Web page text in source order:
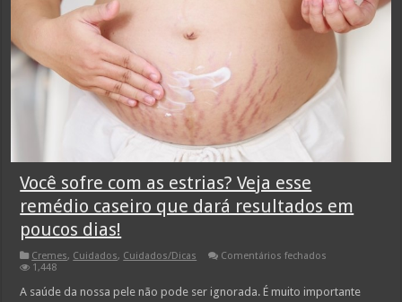
Você sofre com as estrias? Veja esse
remédio caseiro que dará resultados em
poucos dias!
Cremes, Cuidados, Cuidados/Dicas Comentários fechados
com
1,448
A saúde da nossa pele não pode ser ignorada. É muito importante